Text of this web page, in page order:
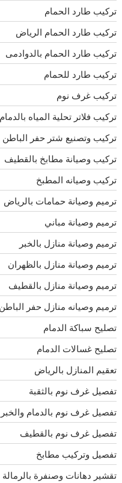
تركيب طارد الحمام
تركيب طارد الحمام الرياض
تركيب طارد الحمام بالدوادمى
تركيب طارد للحمام
تركيب غرف نوم
تركيب فلاتر تحلية المياه بالدمام
تركيب وتصنيع شتر حفر الباطن
تركيب وصيانة مطابخ بالقطيف
تركيب وصيانه المطبخ
ترميم وصيانة حمامات بالرياض
ترميم وصيانة مباني
ترميم وصيانة منازل بالخبر
ترميم وصيانة منازل بالظهران
ترميم وصيانة منازل بالقطيف
ترميم وصيانه منازل حفر الباطن
تصليح سباكة الدمام
تصليح غسالات الدمام
تعقيم المنازل بالرياض
تفصيل غرف نوم بالثقبة
تفصيل غرف نوم بالدمام والخبر
تفصيل غرف نوم بالقطيف
تفصيل وتركيب مطابخ
تقشير دهانات وصنفرة بالرمالة